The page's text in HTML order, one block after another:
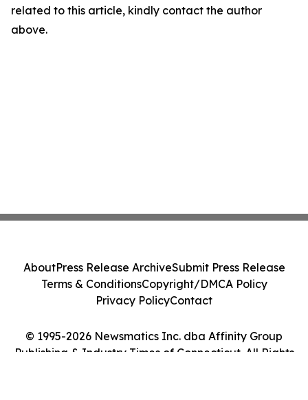
related to this article, kindly contact the author
above.
© 1995-2026 Newsmatics Inc. dba Affinity Group
Publishing & Industry Times of Connecticut. All Rights
AboutPress Release ArchiveSubmit Press Release
Terms & ConditionsCopyright/DMCA Policy
Privacy PolicyContact